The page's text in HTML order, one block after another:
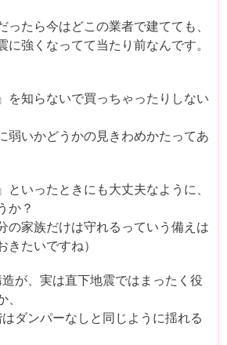
ったら今はどこの業者で建てても、
に強くなってて当たり前なんです。
を知らないで買っちゃったりしない
弱いかどうかの見きわめかたってあ
といったときにも大丈夫なように、
か？
の家族だけは守れるっていう備えは
きたいですね）
が、実は直下地震ではまったく役
ダンパーなしと同じように揺れる